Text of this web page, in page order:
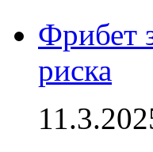
Фрибет
риска